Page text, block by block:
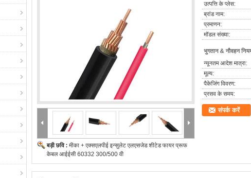
बड़ी छवि : मीका + एक्सएलपीई इन्सुलेट एलएसजेड शीटेड फायर प्रूफ
केबल आईईसी 60332 300/500 वी
उत्पत्ति के प्लेस:
ब्रांड नाम:
प्रमाणन:
मॉडल संख्या:
भुगतान & नौवहन
न्यूनतम आदेश मात्रा:
मूल्य:
पैकेजिंग विवरण:
प्रसव के समय:
संपर्क करें